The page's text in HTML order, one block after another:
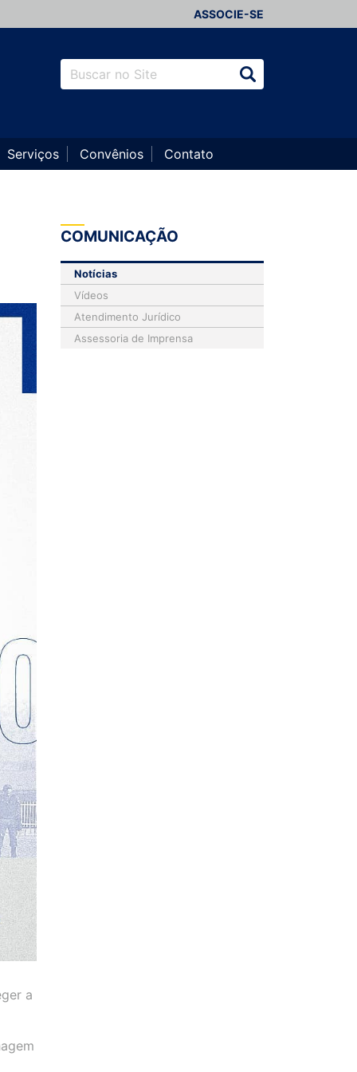
ASSOCIE-SE
Serviços Convênios Contato
a
COMUNICAÇÃO
Notícias
Vídeos
Atendimento Jurídico
Assessoria de Imprensa